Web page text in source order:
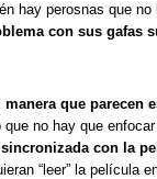
hay perosnas que
con sus gafas
que parecen
no hay que enfocar
con la
“leer” la película